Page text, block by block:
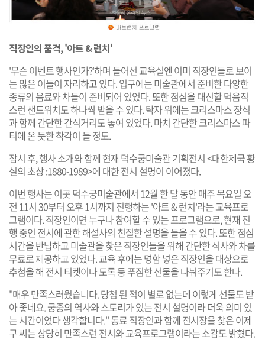
직장인의 품격, '아트 & 런치'
'무슨 이벤트 행사인가?'하며 들어선 교육실엔 이미 직장인들로 보이
는 많은 이들이 자리하고 있다. 입구에는 미술관에서 준비한 다양한
종류의 음료와 차들이 준비되어 있었다. 또한 점심을 대신할 먹음직
스런 샌드위치도 하나씩 받을 수 있다. 탁자 위에는 크리스마스 장식
과 함께 간단한 간식거리도 놓여 있었다. 마치 간단한 크리스마스 파
티에 온 듯한 착각이 들 정도.
잠시 후, 행사 소개와 함께 현재 덕수궁미술관 기획전시 <대한제국 황
실의 초상 :1880-1989>에 대한 전시 설명이 이어졌다.
이번 행사는 이곳 덕수궁미술관에서 12월 한 달 동안 매주 목요일 오
전 11시 30부터 오후 1시까지 진행하는 '아트 & 런치'라는 교육프로
그램이다. 직장인이면 누구나 참여할 수 있는 프로그램으로, 현재 진
행 중인 전시에 관한 해설사의 친절한 설명을 들을 수 있다. 또한 점심
시간을 반납하고 미술관을 찾은 직장인들을 위해 간단한 식사와 차를
무료로 제공하고 있었다. 교육 후에는 명함 넣은 직장인을 대상으로
추첨을 해 전시 티켓이나 도록 등 푸짐한 선물을 나눠주기도 한다.
"매우 만족스러웠습니다. 당첨 된 적이 별로 없는데 이렇게 선물도 받
아 좋네요. 궁중의 역사와 스토리가 있는 전시 설명이라 더욱 의미 있
는 시간이었다 생각합니다." 동료 직장인과 함께 전시장을 찾은 이제
구 씨는 상당히 만족스런 전시와 교육프로그램이라는 소감도 밝혔다.